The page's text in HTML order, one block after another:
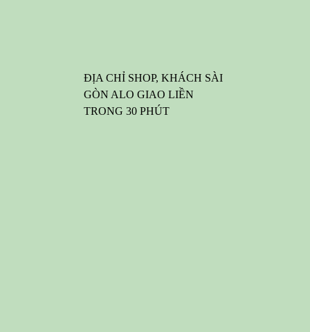
ĐỊA CHỈ SHOP, KHÁCH SÀI
GÒN ALO GIAO LIỀN
TRONG 30 PHÚT